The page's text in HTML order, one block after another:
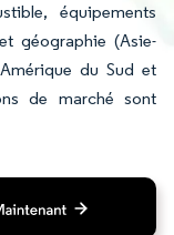
équipements
géographie (Asie-
du Sud et
de marché sont